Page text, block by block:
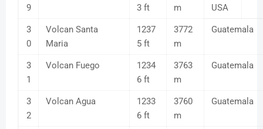
9
3 ft
m
USA
3
0
Volcan Santa
Maria
1237
5 ft
3772
m
Guatemala
3
1
Volcan Fuego
1234
6 ft
3763
m
Guatemala
3
2
Volcan Agua
1233
6 ft
3760
m
Guatemala